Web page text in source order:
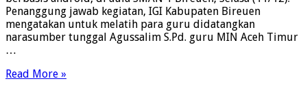
Penanggung jawab kegiatan, IGI Kabupaten Bireuen
mengatakan untuk melatih para guru didatangkan
narasumber tunggal Agussalim S.Pd. guru MIN Aceh Timur
…
Read More »